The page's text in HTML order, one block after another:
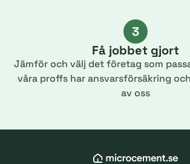
3
Få jobbet gjort
Jämför och välj det företag som
våra proffs har ansvarsförsäkring
av oss